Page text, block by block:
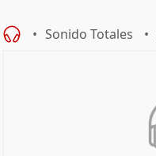
Sonido Totales